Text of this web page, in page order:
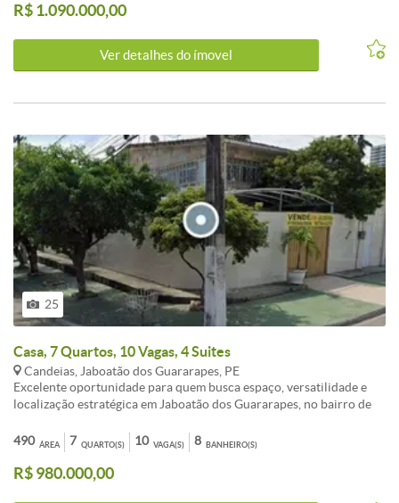
morar, garantindo conforto e praticidade. O edifício oferece lazer
mais prazeroso, segurança 24h para sua tranquilidade.
R$ 1.090.000,00
Ver detalhes do ímovel
25
Casa, 7 Quartos, 10 Vagas, 4 Suites
Candeias, Jaboatão dos Guararapes, PE
Excelente oportunidade para quem busca espaço, versatilidade e
localização estratégica em Jaboatão dos Guararapes, no bairro de
valorizada, com fácil acesso às principais vias, comércio, serviços e
próximo à praia ideal tanto para moradia quanto para uso
comercial. Características do Imóvel Área construída: 373 m²
ÁREA
490 QUARTO(S)
7 VAGA(S)
10 BANHEIRO(S)
8
R$ 980.000,00